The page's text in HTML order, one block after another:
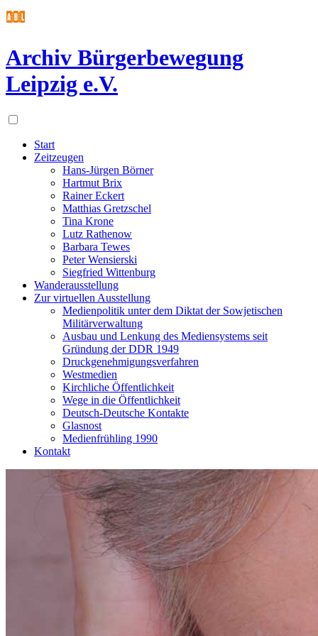
Archiv Bürgerbewegung
Leipzig e.V.
Start
Zeitzeugen
Hans-Jürgen Börner
Hartmut Brix
Rainer Eckert
Matthias Gretzschel
Tina Krone
Lutz Rathenow
Barbara Tewes
Peter Wensierski
Siegfried Wittenburg
Wanderausstellung
Zur virtuellen Ausstellung
Medienpolitik unter dem Diktat der Sowjetischen
Militärverwaltung
Ausbau und Lenkung des Mediensystems seit
Gründung der DDR 1949
Druckgenehmigungsverfahren
Westmedien
Kirchliche Öffentlichkeit
Wege in die Öffentlichkeit
Deutsch-Deutsche Kontakte
Glasnost
Medienfrühling 1990
Kontakt